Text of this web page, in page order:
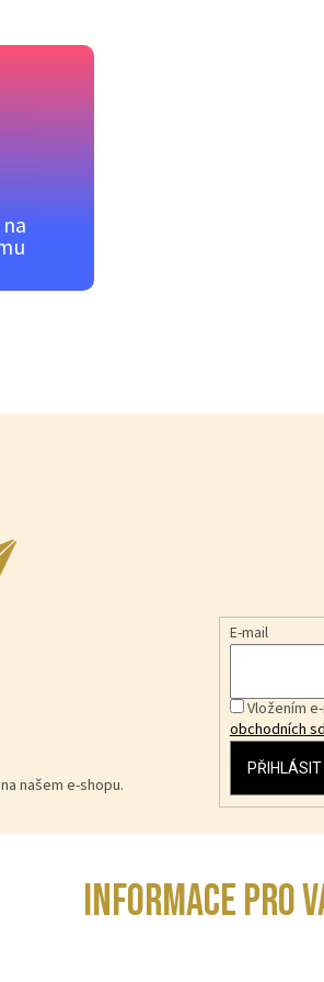
našem e-shopu.
E-mail
Vložením
obchodních
PŘIHLÁSIT
INFORMACE PRO